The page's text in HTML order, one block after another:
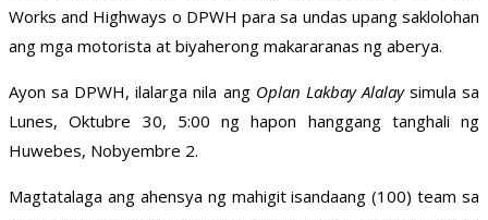
Works and Highways o DPWH para sa undas upang saklolohan
ang mga motorista at biyaherong makararanas ng aberya.
Ayon sa DPWH, ilalarga nila ang Oplan Lakbay Alalaysimula sa
Lunes, Oktubre 30, 5:00 ng hapon hanggang tanghali ng
Huwebes, Nobyembre 2.
Magtatalaga ang ahensya ng mahigit isandaang (100) team sa